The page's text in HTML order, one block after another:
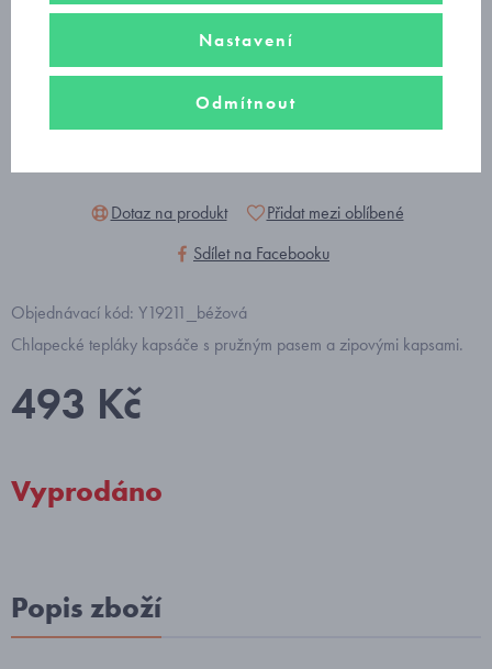
Dotaz na produkt
Přidat mezi oblíbené
Sdílet na Facebooku
Objednávací kód: Y19211_béžová
Chlapecké tepláky kapsáče s pružným pasem a zipovými kapsami.
493 Kč
Vyprodáno
Popis zboží
Nastavení
Odmítnout